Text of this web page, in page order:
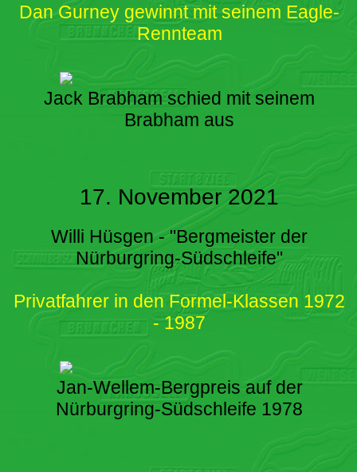
Dan Gurney gewinnt mit seinem Eagle-
Rennteam
Jack Brabham schied mit seinem
Brabham aus
17. November 2021
Willi Hüsgen - "Bergmeister der
Nürburgring-Südschleife"
Privatfahrer in den Formel-Klassen 1972
- 1987
Jan-Wellem-Bergpreis auf der
Nürburgring-Südschleife 1978